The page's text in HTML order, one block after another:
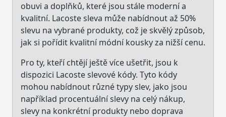
obuvi a doplňků, které jsou stále moderní a
kvalitní. Lacoste sleva může nabídnout až 50%
slevu na vybrané produkty, což je skvělý způsob,
jak si pořídit kvalitní módní kousky za nižší cenu.
Pro ty, kteří chtějí ještě více ušetřit, jsou k
dispozici Lacoste slevové kódy. Tyto kódy
mohou nabídnout různé typy slev, jako jsou
například procentuální slevy na celý nákup,
slevy na konkrétní produkty nebo doprava